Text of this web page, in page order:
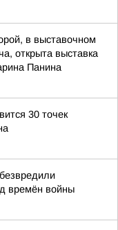
в выставочном
открыта выставка
Панина
30 точек
времён войны